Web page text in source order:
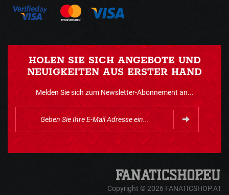
HOLEN SIE SICH ANGEBOTE UND
NEUIGKEITEN AUS ERSTER HAND
Melden Sie sich zum Newsletter-Abonnement an...
Copyright © 2026 FANATICSHOP.AT